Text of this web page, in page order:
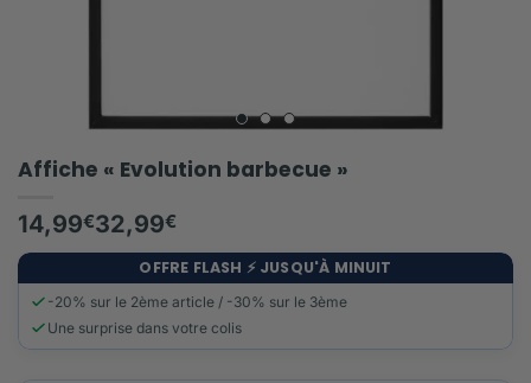
Affiche « Evolution barbecue »
14,99€32,99€
OFFRE FLASH ⚡️ JUSQU'À MINUIT
-20% sur le 2ème article / -30% sur le 3ème
Une surprise dans votre colis